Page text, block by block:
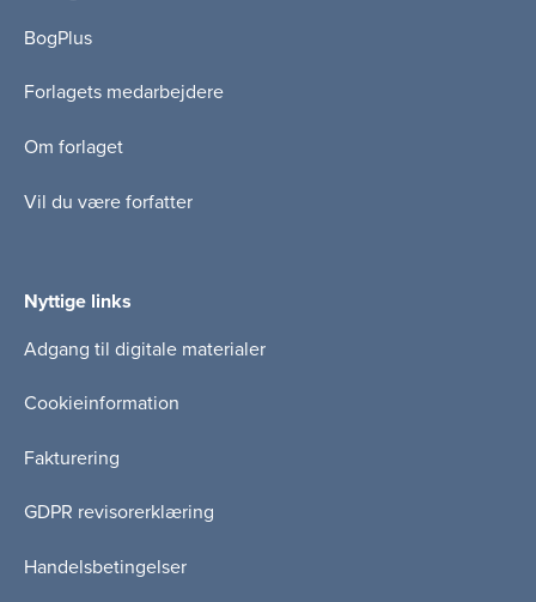
BogPlus
Forlagets medarbejdere
Om forlaget
Vil du være forfatter
Nyttige links
Adgang til digitale materialer
Cookieinformation
Fakturering
GDPR revisorerklæring
Handelsbetingelser